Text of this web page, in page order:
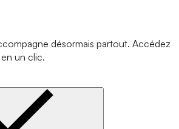
désormais partout. Accédez
un clic.